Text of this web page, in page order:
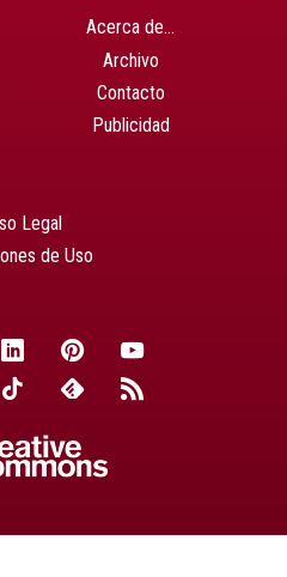
Acerca de…
Archivo
Contacto
Publicidad
Legal
de Uso